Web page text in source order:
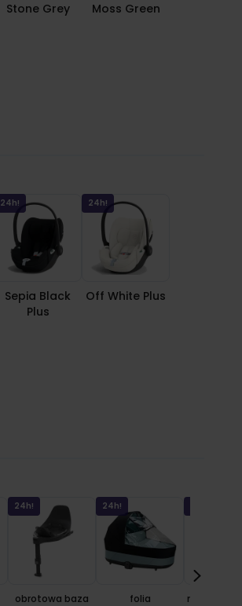
Stone Grey Moss Green
24h!
Sepia Black
Plus
24h!
Off White Plus
24h!
obrotowa baza
24h!
folia
mata pod